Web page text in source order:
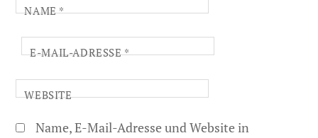
NAME*
E-MAIL-ADRESSE*
WEBSITE
Name, E-Mail-Adresse und Website in